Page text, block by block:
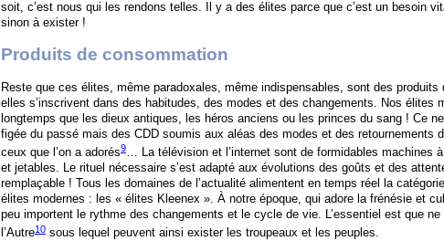
soit, c’est nous qui les rendons telles. Il y a des élites parce que c’est un besoin
sinon à exister !
Produits de consommation
Reste que ces élites, même paradoxales, même indispensables, sont des
elles s’inscrivent dans des habitudes, des modes et des changements. Nos élites
longtemps que les dieux antiques, les héros anciens ou les princes du sang ! Ce
figée du passé mais des CDD soumis aux aléas des modes et des retournements
ceux que l’on a adorés9… La télévision et l’internet sont de formidables machines
et jetables. Le rituel nécessaire s’est adapté aux évolutions des goûts et des
remplaçable ! Tous les domaines de l’actualité alimentent en temps réel la
élites modernes : les « élites Kleenex ». À notre époque, qui adore la frénésie et
peu importent le rythme des changements et le cycle de vie. L’essentiel est que ne
l’Autre10 sous lequel peuvent ainsi exister les troupeaux et les peuples.